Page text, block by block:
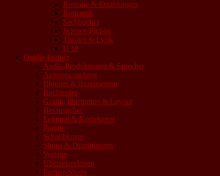
Romane & Erzählungen
Romantik
Sachbücher
Science-Fiction
Theater & Lyrik
U 18
Qindie-Partner
Audio-Produktionen & Sprecher
Autorencoaching
Blogger & Rezensenten
Buchtrailer
Grafik, Illustration & Layout
Herausgeber
Lektorat & Korrektorat
Portale
Schreibkurse
Shops & Distributoren
Verlage
ÜbersetzerInnen
Partner-Shops